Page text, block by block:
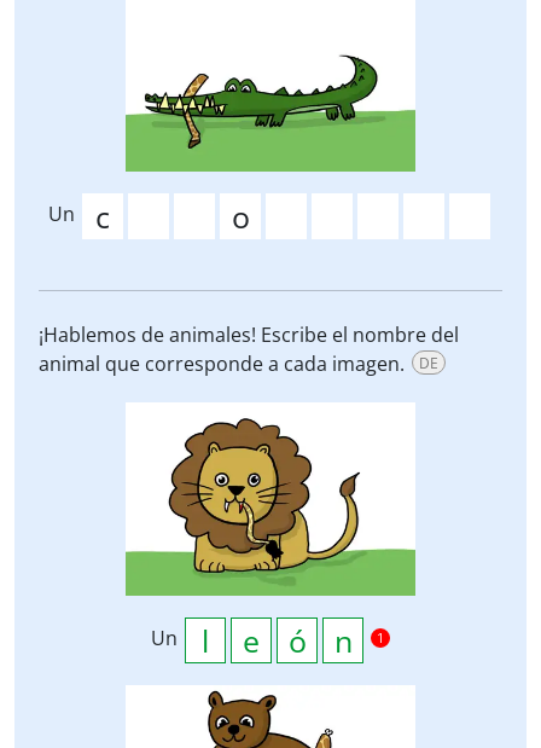
Un
¡Hablemos de animales! Escribe el nombre del
animal que corresponde a cada imagen.
DE
Un 1